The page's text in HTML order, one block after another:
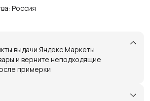
Россия
выдачи Яндекс Маркеты
и верните неподходящие
примерки